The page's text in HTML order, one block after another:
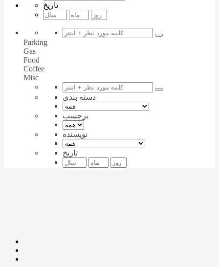
تاریخ
Parking
Gas
Food
Coffee
Misc
دسته بندی
برچسب
نویسنده
تاریخ